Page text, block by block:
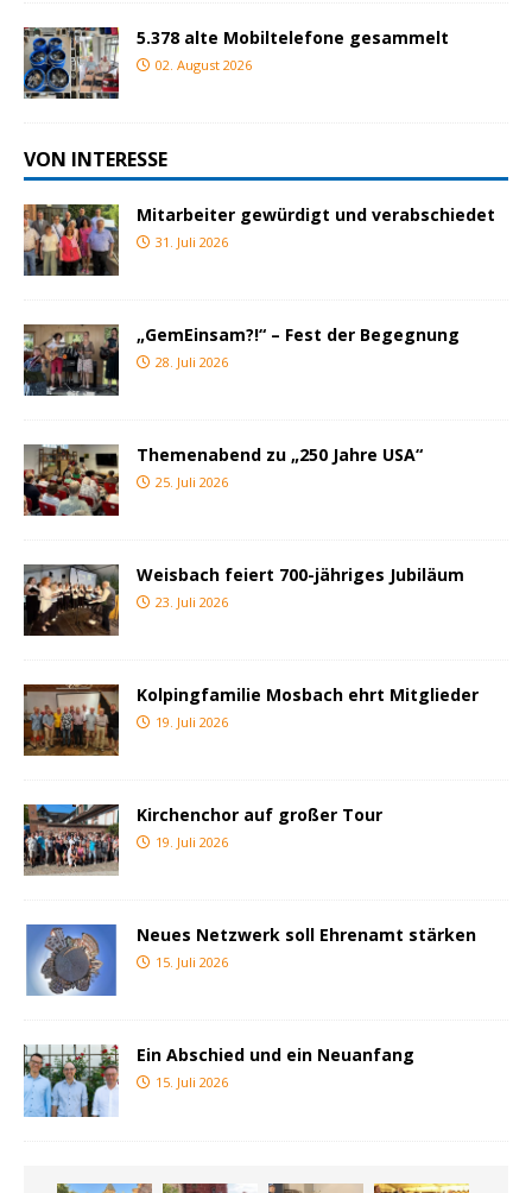
5.378 alte Mobiltelefone gesammelt
02. August 2026
VON INTERESSE
Mitarbeiter gewürdigt und verabschiedet
31. Juli 2026
„GemEinsam?!“ – Fest der Begegnung
28. Juli 2026
Themenabend zu „250 Jahre USA“
25. Juli 2026
Weisbach feiert 700-jähriges Jubiläum
23. Juli 2026
Kolpingfamilie Mosbach ehrt Mitglieder
19. Juli 2026
Kirchenchor auf großer Tour
19. Juli 2026
Neues Netzwerk soll Ehrenamt stärken
15. Juli 2026
Ein Abschied und ein Neuanfang
15. Juli 2026